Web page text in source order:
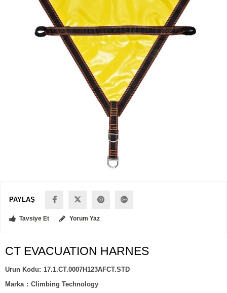
PAYLAŞ
Tavsiye Et Yorum Yaz
CT EVACUATION HARNES
17.1.CT.0007H123AFCT.STD
Marka : Climbing Technology